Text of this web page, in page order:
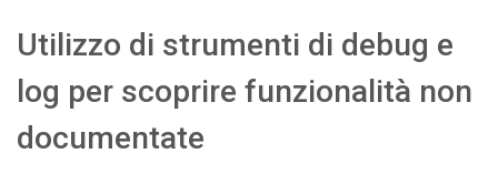
Utilizzo di strumenti di debug e
log per scoprire funzionalità non
documentate